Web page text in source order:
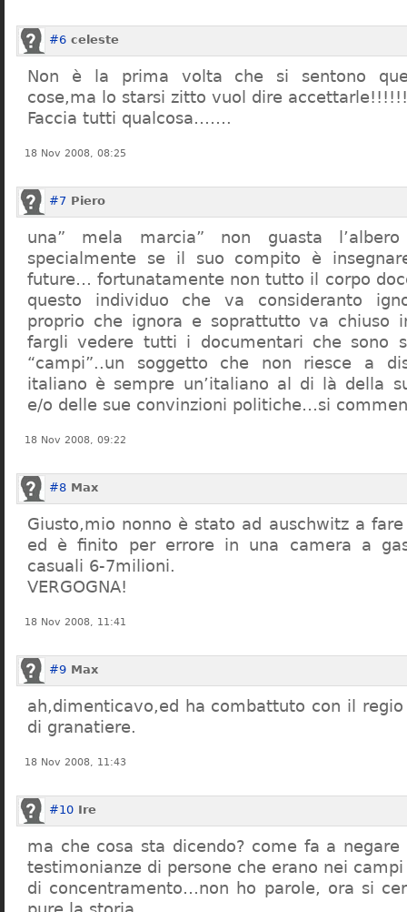
#6 celeste
Non è la prima volta che si sentono
cose,ma lo starsi zitto vuol dire accettarle!!!!!!
Faccia tutti qualcosa…….
18 Nov 2008, 08:25
#7 Piero
una” mela marcia” non guasta
specialmente se il suo compito è
future… fortunatamente non tutto il corpo
questo individuo che va consideranto
proprio che ignora e soprattutto va chiuso
fargli vedere tutti i documentari che sono
“campi”..un soggetto che non riesce a
italiano è sempre un’italiano al di là della
e/o delle sue convinzioni politiche…si
18 Nov 2008, 09:22
#8 Max
Giusto,mio nonno è stato ad auschwitz a
ed è finito per errore in una camera a
casuali 6-7milioni.
VERGOGNA!
18 Nov 2008, 11:41
#9 Max
ah,dimenticavo,ed ha combattuto con il
di granatiere.
18 Nov 2008, 11:43
#10 Ire
ma che cosa sta dicendo? come fa a
testimonianze di persone che erano nei campi
di concentramento…non ho parole, ora si